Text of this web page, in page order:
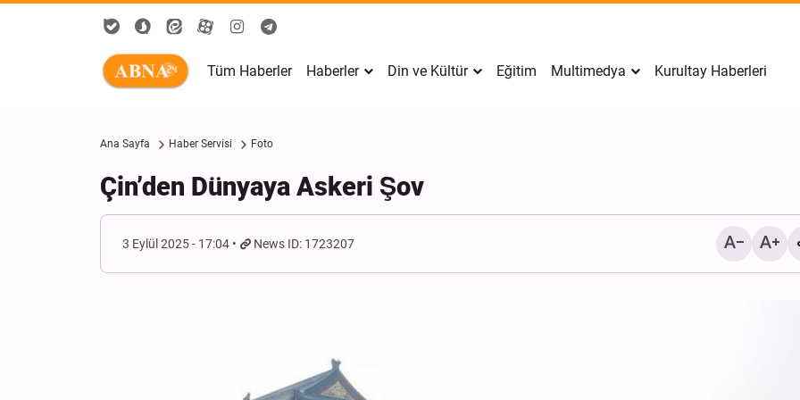
Tüm Haberler Haberler Din ve Kültür Eğitim Multimedya Kurultay Haberleri
Ana Sayfa Haber Servisi Foto
Çin’den Dünyaya Askeri Şov
3 Eylül 2025 - 17:04 News ID: 1723207